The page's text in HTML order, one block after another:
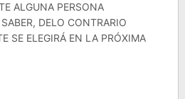
ALGUNA PERSONA
DELO CONTRARIO
SE ELEGIRÁ EN LA PRÓXIMA